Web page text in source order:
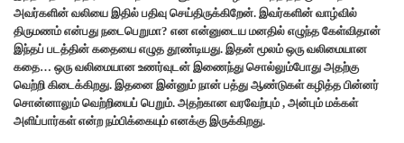
அவர்களின் வலியை இதில் பதிவு செய்திருக்கிறேன். இவர்களின் வாழ்வில்
திருமணம் என்பது நடைபெறுமா? என என்னுடைய மனதில் எழுந்த கேள்விதான்
இந்தப் படத்தின் கதையை எழுத தூண்டியது. இதன் மூலம் ஒரு வலிமையான
கதை… ஒரு வலிமையான உணர்வுடன் இணைந்து சொல்லும்போது அதற்கு
வெற்றி கிடைக்கிறது. இதனை இன்னும் நான் பத்து ஆண்டுகள் கழித்த பின்னர்
சொன்னாலும் வெற்றியைப் பெறும். அதற்கான வரவேற்பும் , அன்பும் மக்கள்
அளிப்பார்கள் என்ற நம்பிக்கையும் எனக்கு இருக்கிறது.